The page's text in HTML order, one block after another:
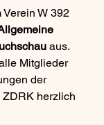
W 392
aus.
Mitglieder
der
herzlich